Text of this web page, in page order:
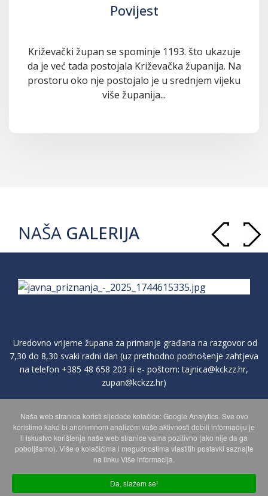
Povijest
Križevački župan se spominje 1193. što ukazuje
da je već tada postojala Križevačka županija. Na
prostoru oko nje postojalo je u srednjem vijeku
više županija...
NAŠA GALERIJA
Uredovno vrijeme župana za primanje građana na razgovor od
7,30 do 8,30 svaki radni dan (uz prethodno podnošenje zahtjeva
na telefon +385 48 658 203 ili e- poštom:tajnica@kckzz.hr,
zupan@kckzz.hr)
POLITIKA ZAŠTITE PRIVATNOSTI OSOBNIH PODATAKA
MAPA WEBA
Naša web stranica koristi sljedeće kolačiće: Google Analytics. Sve ovo
koristimo kako bi anonimnom analizom vaše aktivnosti dobili informaciju je
li iskustvo korištenja naše web stranice vama pozitivno (ako nije da ga
poboljšamo). Više o kolačićima i mogućnostima vlastitih postavki saznajte
na linku Više informacija.
Da, slažem se!